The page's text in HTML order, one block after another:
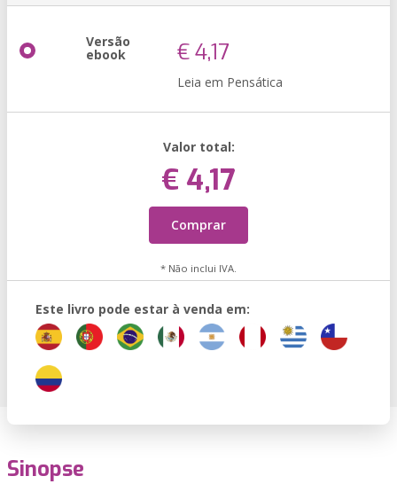
Versão
ebook € 4,17
Leia em Pensática
Valor total:
€ 4,17
Comprar
* Não inclui IVA.
Este livro pode estar à venda em:
Sinopse